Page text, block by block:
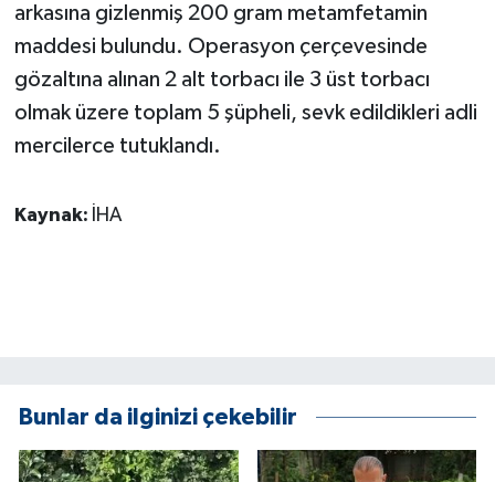
arkasına gizlenmiş 200 gram metamfetamin
maddesi bulundu. Operasyon çerçevesinde
gözaltına alınan 2 alt torbacı ile 3 üst torbacı
olmak üzere toplam 5 şüpheli, sevk edildikleri adli
mercilerce tutuklandı.
Kaynak: İHA
Bunlar da ilginizi çekebilir